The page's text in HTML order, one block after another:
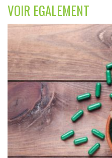
VOIR EGALEMENT